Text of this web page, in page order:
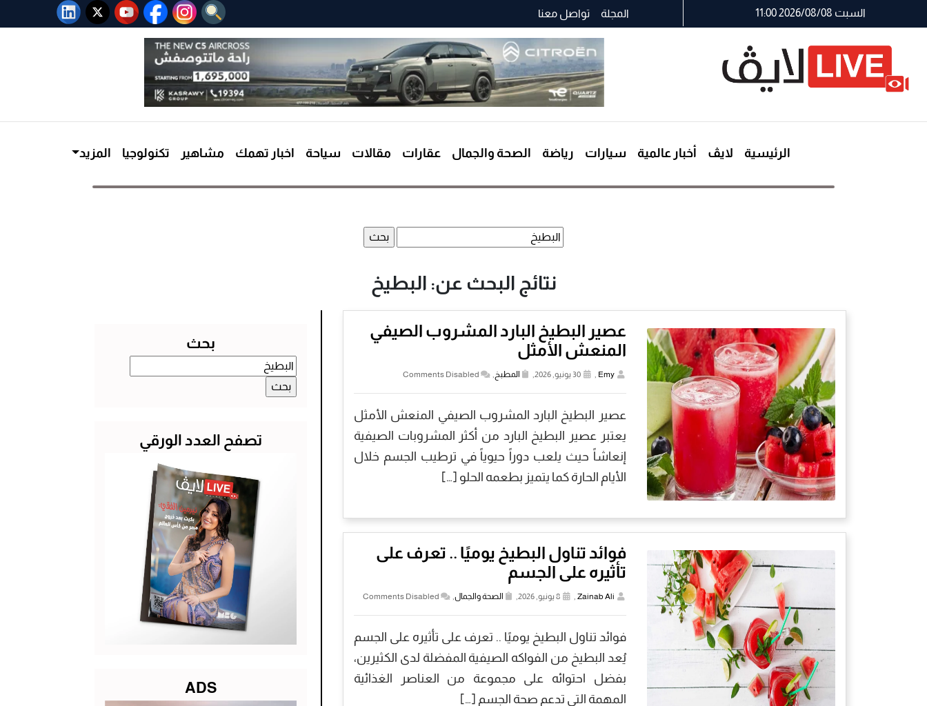
السبت 2026/08/08 11:00 المجلة تواصل معنا
الرئيسية لايڤ أخبار عالمية سيارات رياضة الصحة والجمال عقارات مقالات سياحة اخبار تهمك مشاهير تكنولوجيا المزيد
البحث
عن:
نتائج البحث عن: البطيخ
عصير البطيخ البارد المشروب الصيفي
المنعش الأمثل
Emy
, 30 يونيو, 2026, المطبخ,
Comments Disabled
عصير البطيخ البارد المشروب الصيفي المنعش الأمثل
يعتبر عصير البطيخ البارد من أكثر المشروبات الصيفية
إنعاشاً حيث يلعب دوراً حيوياً في ترطيب الجسم خلال
الأيام الحارة كما يتميز بطعمه الحلو […]
فوائد تناول البطيخ يوميًا .. تعرف على
تأثيره على الجسم
Zainab Ali
, 8 يونيو, 2026, الصحة والجمال,
Comments Disabled
فوائد تناول البطيخ يوميًا .. تعرف على تأثيره على الجسم
يُعد البطيخ من الفواكه الصيفية المفضلة لدى الكثيرين،
بفضل احتوائه على مجموعة من العناصر الغذائية
المهمة التي تدعم صحة الجسم […]
بحث
البحث
عن:
تصفح العدد الورقي
ADS